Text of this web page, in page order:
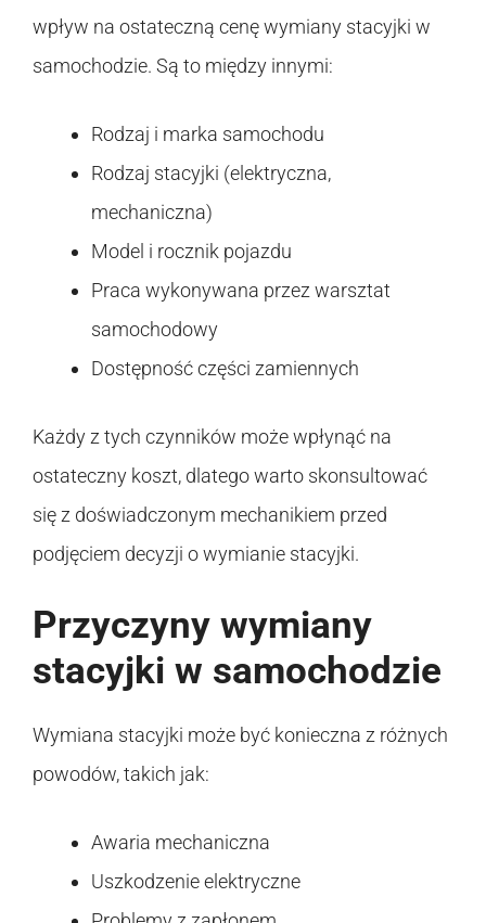
wpływ na ostateczną cenę wymiany stacyjki w
samochodzie. Są to między innymi:
Rodzaj i marka samochodu
Rodzaj stacyjki (elektryczna,
mechaniczna)
Model i rocznik pojazdu
Praca wykonywana przez warsztat
samochodowy
Dostępność części zamiennych
Każdy z tych czynników może wpłynąć na
ostateczny koszt, dlatego warto skonsultować
się z doświadczonym mechanikiem przed
podjęciem decyzji o wymianie stacyjki.
Przyczyny wymiany
stacyjki w samochodzie
Wymiana stacyjki może być konieczna z różnych
powodów, takich jak:
Awaria mechaniczna
Uszkodzenie elektryczne